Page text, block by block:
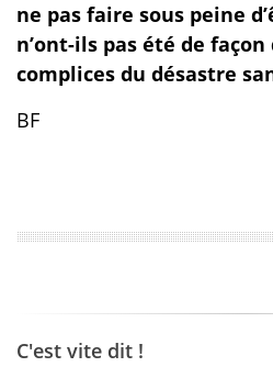
ne pas faire sous peine
n’ont-ils pas été de
complices du désastre
BF
C'est vite dit !